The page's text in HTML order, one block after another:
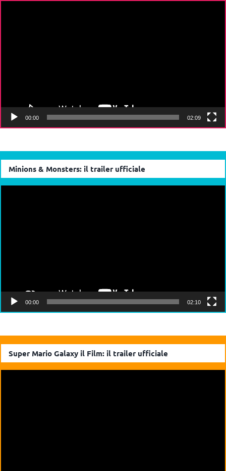
00:00 02:09
Minions & Monsters: il trailer ufficiale
00:00 02:10
Super Mario Galaxy il Film: il trailer ufficiale